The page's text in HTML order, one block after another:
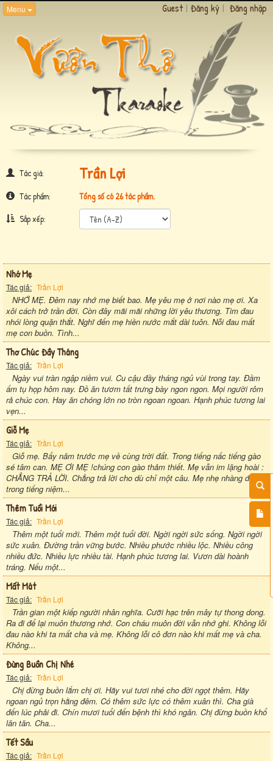
Menu Guest | Đăng ký | Đăng nhập
Tác giả: Trần Lợi
Tác phẩm:
Tổng số có 26 tác phẩm.
Sắp xếp:
Nhớ Mẹ
Tác giả: Trần Lợi
NHỚ MẸ. Đêm nay nhớ mẹ biết bao. Mẹ yêu mẹ ở nơi nào mẹ ơi. Xa
xôi cách trở trần đời. Còn đây mãi mãi những lời yêu thương. Tim đau
nhói lòng quặn thắt. Nghĩ đến mẹ hiền nước mắt dài tuôn. Nỗi đau mất
mẹ con buồn. Tình...
Thơ Chúc Đầy Tháng
Tác giả: Trần Lợi
Ngày vui tràn ngập niềm vui. Cu cậu đầy tháng ngủ vùi trong tay. Đầm
ấm tụ họp hôm nay. Đồ ăn tươm tất trưng bày ngon ngon. Mọi người rôm
rả chúc con. Hay ăn chóng lớn no tròn ngoan ngoan. Hạnh phúc tương lai
vẹn...
Giỗ Mẹ
Tác giả: Trần Lợi
Giỗ mẹ. Bẩy năm trước mẹ về cùng trời đất. Trong tiếng nấc tiếng gào
sé tâm can. MẸ ƠI MẸ !chúng con gào thảm thiết. Mẹ vẫn im lặng hoài :
CHẲNG TRẢ LỜI. Chẳng trả lời cho dù chỉ một câu. Mẹ nhẹ nhàng đi
trong tiếng niệm...
Thêm Tuổi Mới
Tác giả: Trần Lợi
Thêm một tuổi mới. Thêm một tuổi đời. Ngời ngời sức sống. Ngời ngời
sức xuân. Đường trần vững bước. Nhiều phước nhiều lộc. Nhiều công
nhiều đức. Nhiều lực nhiều tài. Hạnh phúc tương lai. Vươn dài hoành
tráng. Nếu một...
Mất Mát
Tác giả: Trần Lợi
Trần gian một kiếp người nhân nghĩa. Cưỡi hạc trên mây tự thong dong.
Ra đi để lại muôn thương nhớ. Con cháu muôn đời vẫn nhớ ghi. Không lỗi
đau nào khi ta mất cha và mẹ. Không lỗi cô đơn nào khi mất mẹ và cha.
Không...
Đừng Buồn Chị Nhé
Tác giả: Trần Lợi
Chị đừng buồn lắm chị ơi. Hãy vui tươi nhé cho đời ngọt thêm. Hãy
ngoan ngủ trọn hằng đêm. Có thêm sức lực có thêm xuân thì. Cha già
đến lúc phải đi. Chín mươi tuổi đến bệnh thì khó ngăn. Chị đừng buồn khổ
lăn tăn. Cha...
Tết Sầu
Tác giả: Trần Lợi